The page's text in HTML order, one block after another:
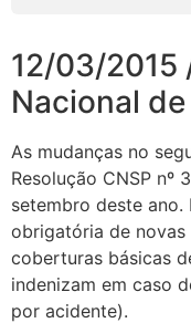
12/03/2015
Nacional
As mudanças no
Resolução CNSP nº
setembro deste
obrigatória de
coberturas básicas
indenizam em caso
por acidente).